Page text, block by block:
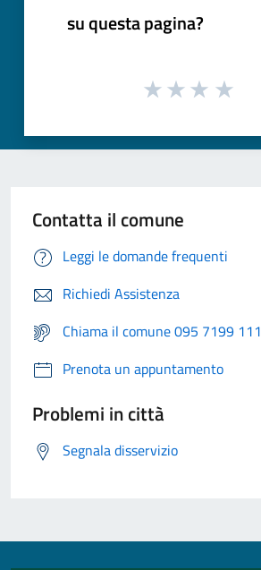
su questa pagina?
Contatta il comune
Leggi le domande frequenti
Richiedi Assistenza
Chiama il comune 095 7199 111
Prenota un appuntamento
Problemi in città
Segnala disservizio